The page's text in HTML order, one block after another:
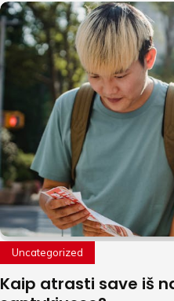
Uncategorized
Kaip atrasti save iš